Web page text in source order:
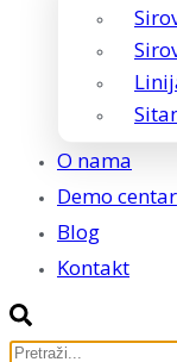
O nama
Demo centar
Blog
Kontakt